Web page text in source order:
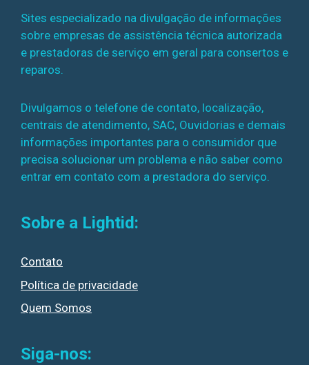
Sites especializado na divulgação de informações
sobre empresas de assistência técnica autorizada
e prestadoras de serviço em geral para consertos e
reparos.
Divulgamos o telefone de contato, localização,
centrais de atendimento, SAC, Ouvidorias e demais
informações importantes para o consumidor que
precisa solucionar um problema e não saber como
entrar em contato com a prestadora do serviço.
Sobre a Lightid:
Contato
Política de privacidade
Quem Somos
Siga-nos: